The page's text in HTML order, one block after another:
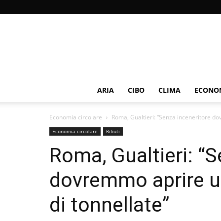
ARIA CIBO CLIMA
Economia circolare Roma, Gualtieri: “Senza inceneritore
Economia circolare Rifiuti
Roma, Gualtieri:
dovremmo aprire
di tonnellate”